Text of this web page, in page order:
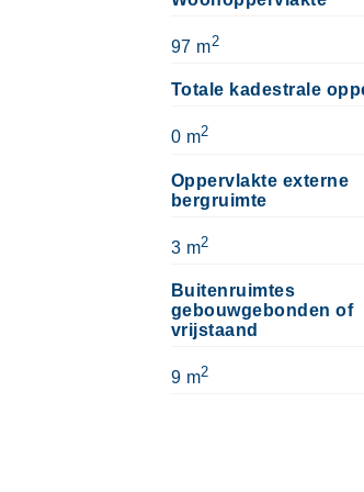
97 m2
Totale kadestrale
0 m2
Oppervlakte externe
bergruimte
3 m2
Buitenruimtes
gebouwgebonden of
vrijstaand
9 m2